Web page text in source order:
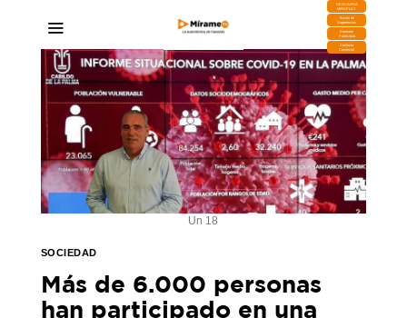
DESCARGA
MIRAPLAY
Buzón de
Sugerencias
Contratar
Publicidad
Contacto
Comercial
Un 18
SOCIEDAD
Más de 6.000 personas
han participado en una